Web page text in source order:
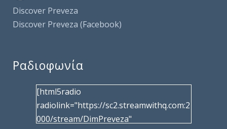
Discover Preveza
Discover Preveza (Facebook)
Ραδιοφωνία
[html5radio
radiolink="https://sc2.streamwithq.com:2
000/stream/DimPreveza"